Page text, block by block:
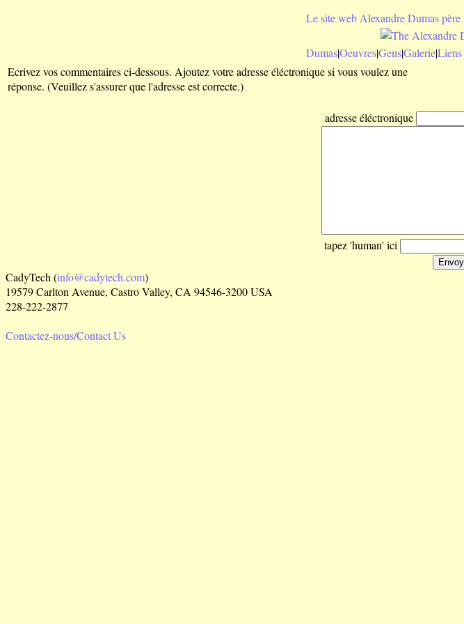
Le site web Alexandre Dumas père
Dumas|Oeuvres|Gens|Galerie|Liens
Ecrivez vos commentaires ci-dessous. Ajoutez votre adresse éléctronique si vous voulez une
réponse. (Veuillez s'assurer que l'adresse est correcte.)
adresse éléctronique
tapez 'human' ici
CadyTech (info@cadytech.com)
19579 Carlton Avenue, Castro Valley, CA 94546-3200 USA
228-222-2877
Contactez-nous/Contact Us